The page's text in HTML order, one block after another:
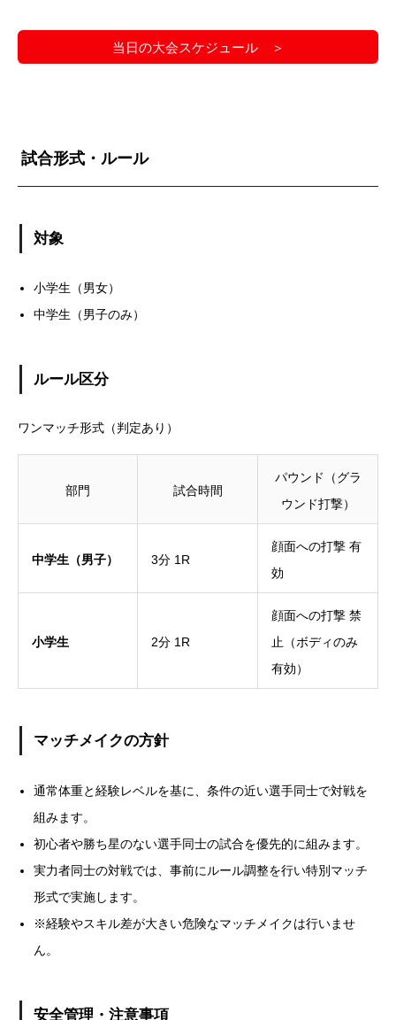
当日の大会スケジュール ＞
試合形式・ルール
対象
小学生（男女）
中学生（男子のみ）
ルール区分
ワンマッチ形式（判定あり）
部門 試合時間
パウンド（グラ
ウンド打撃）
中学生（男子） 3分 1R
顔面への打撃 有
効
小学生 2分 1R
顔面への打撃 禁
止（ボディのみ
有効）
マッチメイクの方針
通常体重と経験レベルを基に、条件の近い選手同士で対戦を
組みます。
初心者や勝ち星のない選手同士の試合を優先的に組みます。
実力者同士の対戦では、事前にルール調整を行い特別マッチ
形式で実施します。
※経験やスキル差が大きい危険なマッチメイクは行いませ
ん。
安全管理・注意事項